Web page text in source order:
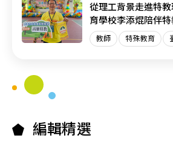
從理工背景走進特
育學校李添焜陪伴
教師 特殊教育
編輯精選